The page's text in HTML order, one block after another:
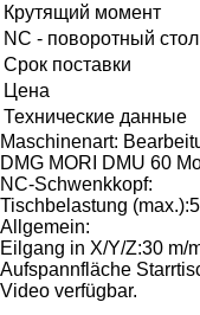
Крутящий момент
NC - поворотный стол
Срок поставки
Цена
Технические данные
Maschinenart:
DMG MORI DMU 60
NC-Schwenkkopf:
Tischbelastung
Allgemein:
Eilgang in X/Y/Z:30 m/
Aufspannfläche
Video verfügbar.